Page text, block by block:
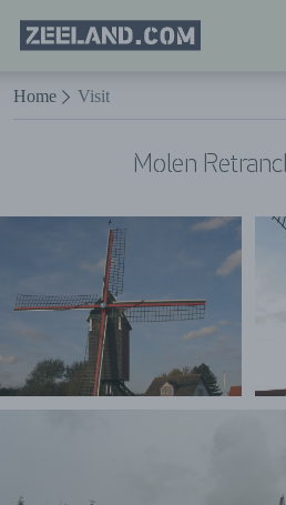
Naar hoofdinhoud
Homepage
Zeeland.com
Home Visit
Molen